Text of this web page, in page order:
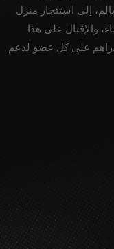
إلى استئجار منزل
والإقبال على هذا
دراهم على كل عضو لدعم